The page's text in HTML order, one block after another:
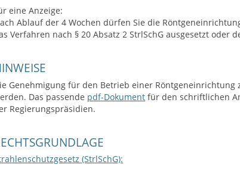
eine Anzeige:
Ablauf der 4 Wochen dürfen Sie die
Verfahren nach § 20 Absatz 2 StrlSchG ausgesetzt oder
Genehmigung für den Betrieb einer
Das passende pdf-Dokument für den schriftlichen
Regierungspräsidien.
(StrlSchG):